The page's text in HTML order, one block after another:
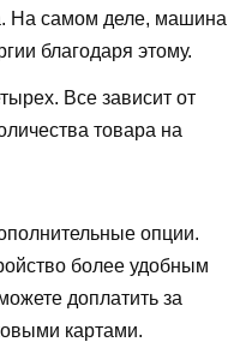
На самом деле, машина
благодаря этому.
Все зависит от
товара на
опции.
более удобным
доплатить за
картами.